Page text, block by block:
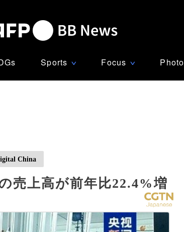
Sports ∨ Focus ∨ Photo
China
売上高が前年比22.4%増